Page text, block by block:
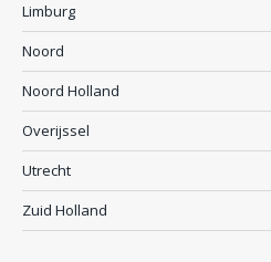
Limburg
Noord
Noord Holland
Overijssel
Utrecht
Zuid Holland